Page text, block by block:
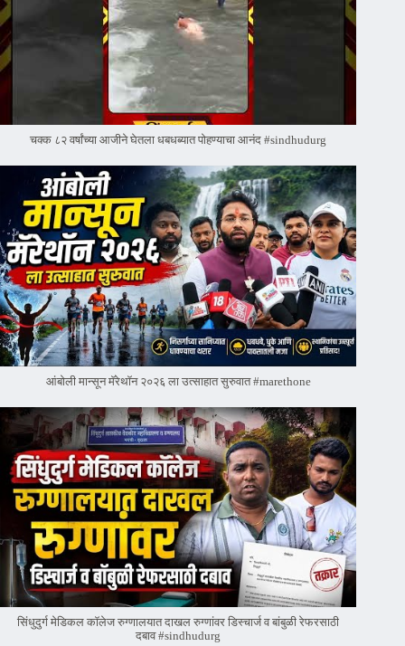
चक्क ८२ वर्षांच्या आजीने घेतला धबधब्यात पोहण्याचा आनंद #sindhudurg
आंबोली मान्सून मॅरेथॉन २०२६ ला उत्साहात सुरुवात #marethone
सिंधुदुर्ग मेडिकल कॉलेज रुग्णालयात दाखल रुग्णांवर डिस्चार्ज व बांबुळी रेफरसाठी
दबाव #sindhudurg